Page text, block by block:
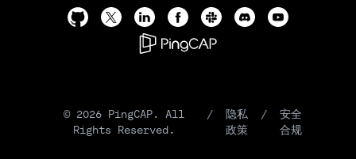
© 2026 PingCAP. All
Rights Reserved.
/
隐私
政策
/
安全
合规